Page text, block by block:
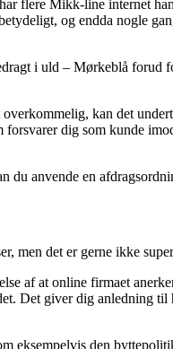
flere Mikk-line internet
og endda nogle
i uld – Mørkeblå forud
kan det
dig som kunde
du anvende en
men det er gerne ikke
af at online firmaet
Det giver dig anledning
eksempelvis den